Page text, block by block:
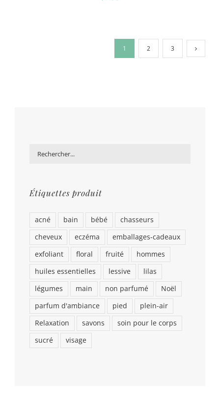
1 2 3
Étiquettes produit
acné bain bébé
chasseurs
cheveux
eczéma
emballages-cadeaux
exfoliant
floral fruité
hommes
huiles essentielles
lessive
lilas
légumes
main non parfumé
Noël
parfum d'ambiance
pied
plein-air
Relaxation
savons
soin pour le corps
sucré
visage